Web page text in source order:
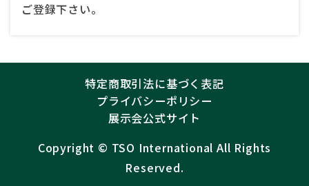
ご登録下さい。
特定商取引法に基づく表記
プライバシーポリシー
展示会公式サイト
Copyright ©︎ TSO International All Rights
Reserved.